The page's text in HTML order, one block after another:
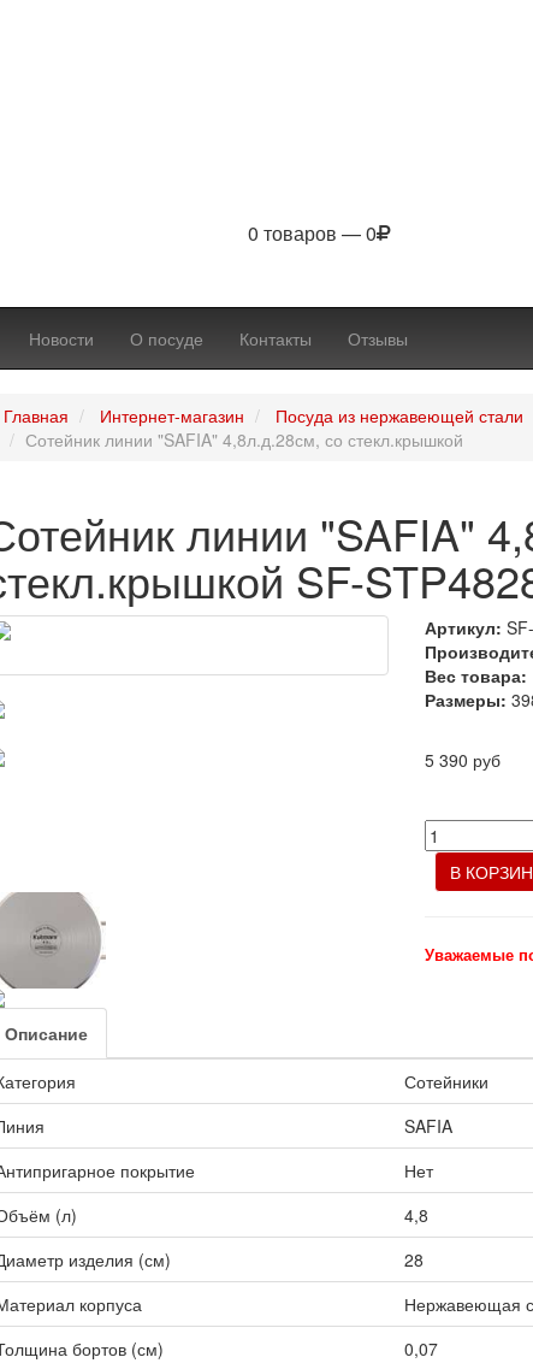
0 товаров — 0
Новости О посуде Контакты Отзывы
Главная Интернет-магазин Посуда из нержавеющей стали
Сотейник линии "SAFIA" 4,8л.д.28см, со стекл.крышкой
линии "SAFIA"
SF-
Артикул:
Вес товара:
Размеры:
5 390 руб
В
Уважаемые
Описание
Сотейники
SAFIA
покрытие
Нет
(л)
4,8
изделия (см)
28
корпуса
Нержавеющая
бортов (см)
0,07